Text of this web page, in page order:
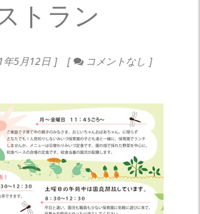
トラン
年5月12日
コメントなし